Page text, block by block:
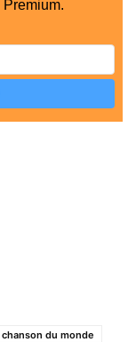
chanson du monde